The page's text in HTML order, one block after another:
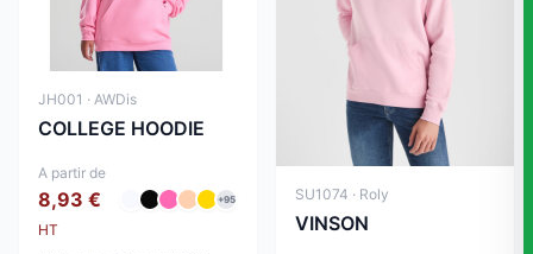
JH001 · AWDis
COLLEGE HOODIE
A partir de
8,93 €
HT
+95 SU1074 · Roly
VINSON